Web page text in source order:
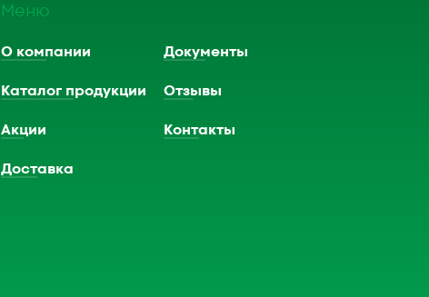
Меню
О компании Документы
Каталог продукции Отзывы
Акции Контакты
Доставка